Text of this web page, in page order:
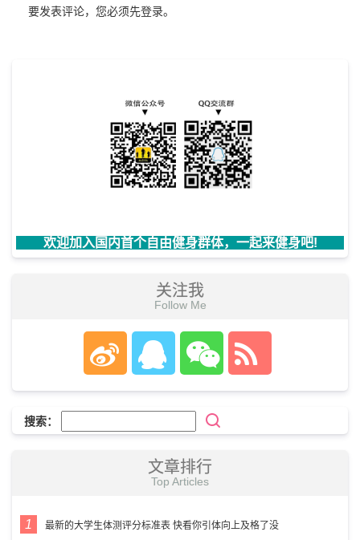
要发表评论，您必须先登录。
欢迎加入国内首个自由健身群体，一起来健身吧!
关注我
Follow Me
搜索：
文章排行
Top Articles
最新的大学生体测评分标准表 快看你引体向上及格了没